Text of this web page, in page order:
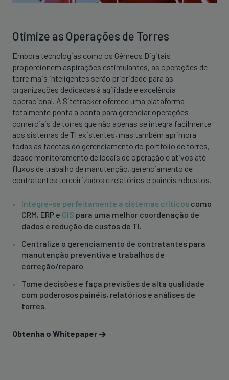
Otimize as Operações de Torres
Embora tecnologias como os Gêmeos Digitais
proporcionem aspirações estimulantes, as operações de
torre mais inteligentes serão prioridade para as
organizações dedicadas à agilidade e excelência
operacional. A Sitetracker oferece uma plataforma
totalmente ponta a ponta para gerenciar operações
comerciais de torres que não apenas se integra facilmente
aos sistemas de TI existentes, mas também aprimora
todas as facetas do gerenciamento do portfólio de torres,
desde monitoramento de locais de operação e ativos até
fluxos de trabalho de manutenção, gerenciamento de
contratantes terceirizados e relatórios e painéis robustos.
Integre-se perfeitamente a sistemas críticos como
CRM, ERP e GIS para uma melhor coordenação de
dados e redução de custos de TI.
Centralize o gerenciamento de contratantes para
manutenção preventiva e trabalhos de
correção/reparo
Tome decisões e faça previsões de alta qualidade
com poderosos painéis, relatórios e análises de
torres.
Obtenha o Whitepaper